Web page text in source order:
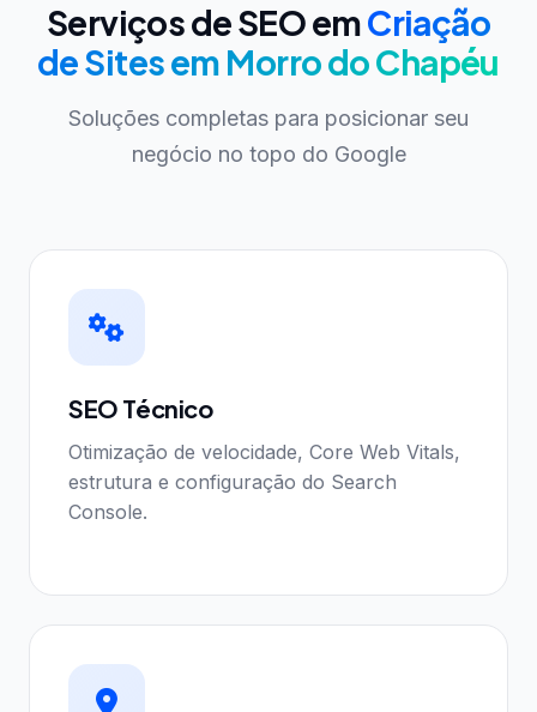
Serviços de SEO emCriação
de Sites em Morro do Chapéu
Soluções completas para posicionar seu
negócio no topo do Google
SEO Técnico
Otimização de velocidade, Core Web Vitals,
estrutura e configuração do Search
Console.